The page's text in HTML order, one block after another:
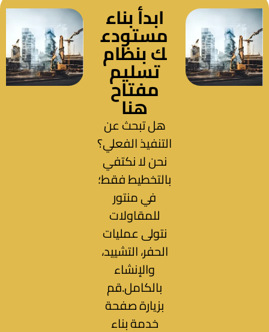
ابدأ بناء
مستودع
ك بنظام
تسليم
مفتاح
هنا
هل تبحث عن
التنفيذ الفعلي؟
نحن لا نكتفي
بالتخطيط فقط؛
في منتور
للمقاولات
نتولى عمليات
الحفر، التشييد،
والإنشاء
بالكامل.قم
بزيارة صفحة
خدمة بناء